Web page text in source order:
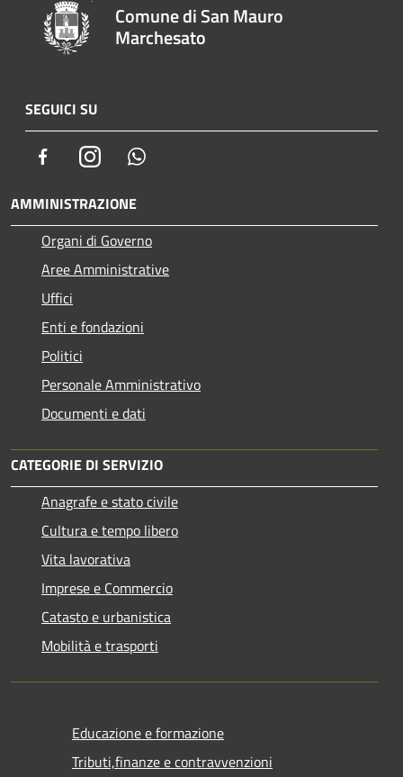
Comune di San Mauro
Marchesato
SEGUICI SU
FacebookInstagram
AMMINISTRAZIONE
Organi di Governo
Aree Amministrative
Uffici
Enti e fondazioni
Politici
Personale Amministrativo
Documenti e dati
CATEGORIE DI SERVIZIO
Anagrafe e stato civile
Cultura e tempo libero
Vita lavorativa
Imprese e Commercio
Catasto e urbanistica
Mobilità e trasporti
Educazione e formazione
Tributi,finanze e contravvenzioni